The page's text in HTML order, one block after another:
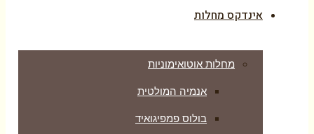
אינדקס מחלות
מחלות אוטואימוניות
אנמיה המולטית
בולוס פמפיגואיד